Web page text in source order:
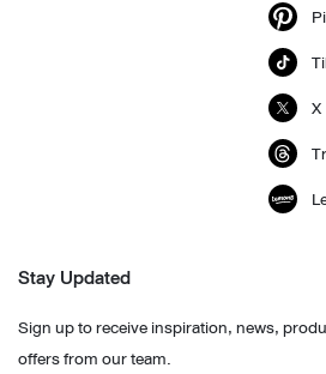
X
Stay Updated
Sign up to receive inspiration, news,
offers from our team.